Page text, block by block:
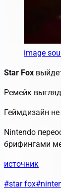
image
Star Fox
Ремейк
Геймдизайн
Nintendo
брифингами
источник
#star fox